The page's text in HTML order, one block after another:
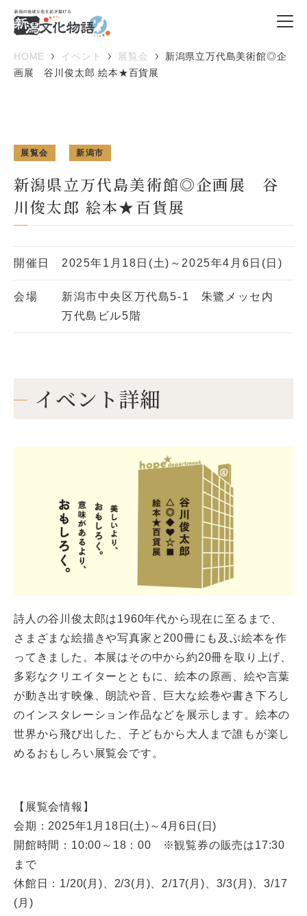
HOME イベント 展覧会
新潟県立万代島美術館◎企
画展 谷川俊太郎 絵本★百貨展
展覧会 新潟市
新潟県立万代島美術館◎企画展 谷
川俊太郎 絵本★百貨展
開催日 2025年1月18日(土)～2025年4月6日(日)
会場
新潟市中央区万代島5-1 朱鷺メッセ内
万代島ビル5階
イベント詳細
詩人の谷川俊太郎は1960年代から現在に至るまで、
さまざまな絵描きや写真家と200冊にも及ぶ絵本を作
ってきました。本展はその中から約20冊を取り上げ、
多彩なクリエイターとともに、絵本の原画、絵や言葉
が動き出す映像、朗読や音、巨大な絵巻や書き下ろし
のインスタレーション作品などを展示します。絵本の
世界から飛び出した、子どもから大人まで誰もが楽し
めるおもしろい展覧会です。
【展覧会情報】
会期：2025年1月18日(土)～4月6日(日)
開館時間：10:00～18：00 ※観覧券の販売は17:30
まで
休館日：1/20(月)、2/3(月)、2/17(月)、3/3(月)、3/17
(月)